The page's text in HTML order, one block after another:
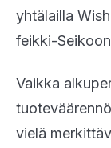
yhtälailla
feikki-
Vaikka
vielä